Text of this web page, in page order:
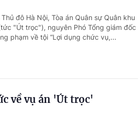
đô Hà Nội, Tòa án Quân sự Quân khu
"Út trọc"), nguyên Phó Tổng giám đốc
phạm về tội “Lợi dụng chức vụ,...
về vụ án 'Út trọc'